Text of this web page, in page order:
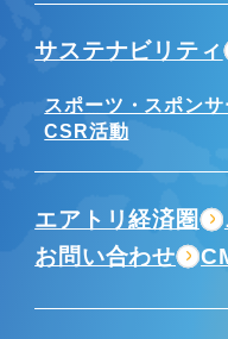
サステナビリティ
スポーツ・スポン
CSR活動
エアトリ経済圏
お問い合わせ